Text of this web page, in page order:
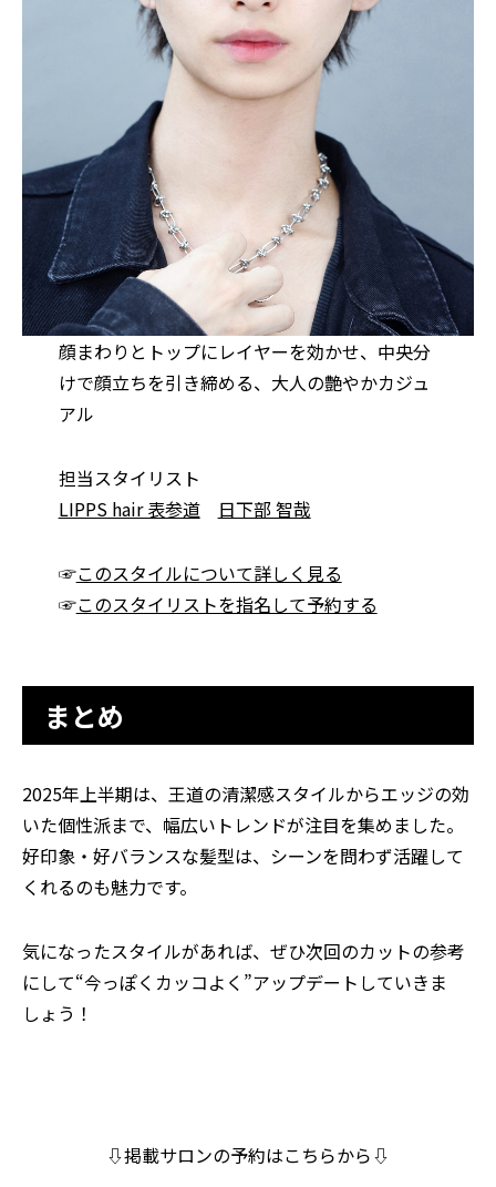
顔まわりとトップにレイヤーを効かせ、中央分
けで顔立ちを引き締める、大人の艶やかカジュ
アル
担当スタイリスト
LIPPS hair 表参道
日下部 智哉
☞このスタイルについて詳しく見る
☞このスタイリストを指名して予約する
まとめ
2025年上半期は、王道の清潔感スタイルからエッジの効
いた個性派まで、幅広いトレンドが注目を集めました。
好印象・好バランスな髪型は、シーンを問わず活躍して
くれるのも魅力です。
気になったスタイルがあれば、ぜひ次回のカットの参考
にして“今っぽくカッコよく”アップデートしていきま
しょう！
⇩掲載サロンの予約はこちらから⇩